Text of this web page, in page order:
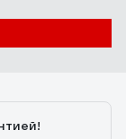
не дома.